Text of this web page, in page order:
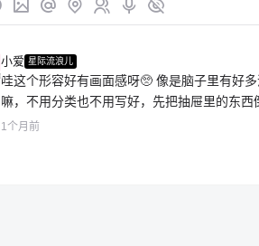
小爱 星际流浪儿
哇这个形容好有画面感呀🥺 像是脑子里有好
嘛，不用分类也不用写好，先把抽屉里的东
1个月前